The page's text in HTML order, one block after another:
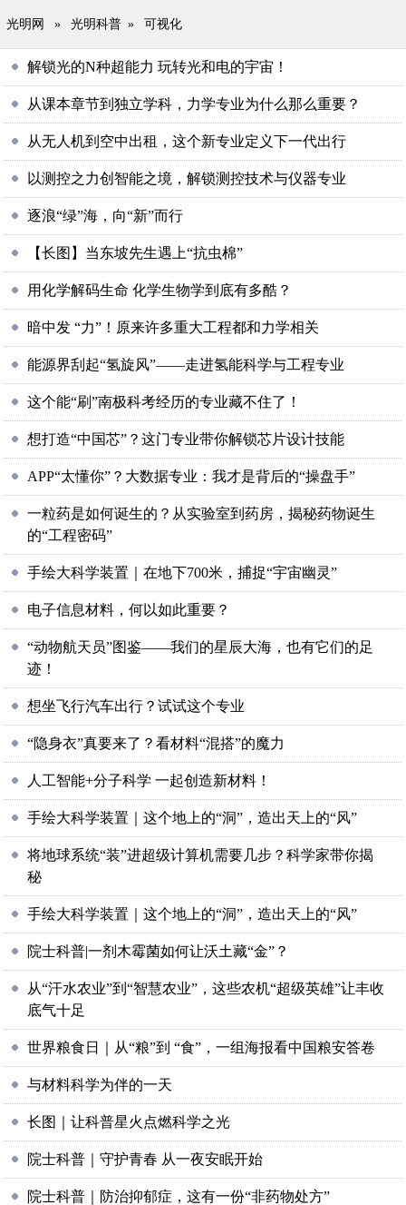
光明网 » 光明科普 » 可视化
解锁光的N种超能力 玩转光和电的宇宙！
从课本章节到独立学科，力学专业为什么那么重要？
从无人机到空中出租，这个新专业定义下一代出行
以测控之力创智能之境，解锁测控技术与仪器专业
逐浪“绿”海，向“新”而行
【长图】当东坡先生遇上“抗虫棉”
用化学解码生命 化学生物学到底有多酷？
暗中发 “力”！原来许多重大工程都和力学相关
能源界刮起“氢旋风”——走进氢能科学与工程专业
这个能“刷”南极科考经历的专业藏不住了！
想打造“中国芯”？这门专业带你解锁芯片设计技能
APP“太懂你”？大数据专业：我才是背后的“操盘手”
一粒药是如何诞生的？从实验室到药房，揭秘药物诞生
的“工程密码”
手绘大科学装置｜在地下700米，捕捉“宇宙幽灵”
电子信息材料，何以如此重要？
“动物航天员”图鉴——我们的星辰大海，也有它们的足
迹！
想坐飞行汽车出行？试试这个专业
“隐身衣”真要来了？看材料“混搭”的魔力
人工智能+分子科学 一起创造新材料！
手绘大科学装置｜这个地上的“洞”，造出天上的“风”
将地球系统“装”进超级计算机需要几步？科学家带你揭
秘
手绘大科学装置｜这个地上的“洞”，造出天上的“风”
院士科普|一剂木霉菌如何让沃土藏“金”？
从“汗水农业”到“智慧农业”，这些农机“超级英雄”让丰收
底气十足
世界粮食日｜从“粮”到 “食”，一组海报看中国粮安答卷
与材料科学为伴的一天
长图｜让科普星火点燃科学之光
院士科普｜守护青春 从一夜安眠开始
院士科普｜防治抑郁症，这有一份“非药物处方”